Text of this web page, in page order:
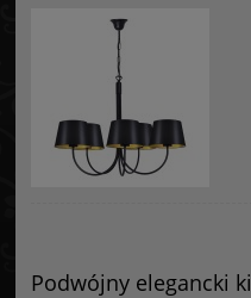
Starzyńskiego 6
42-224 Częstochowa, Polska
info@goldsun-lampy.pl
Podwójny elegancki